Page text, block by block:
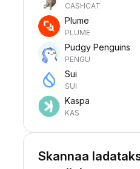
CASHCAT
Plume
PLUME
Pudgy Penguins
PENGU
Sui
SUI
Kaspa
KAS
Skannaa